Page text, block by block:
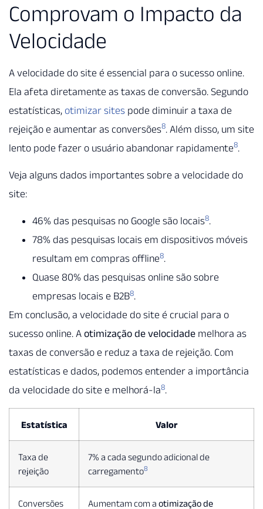
Comprovam o Impacto da
Velocidade
A velocidade do site é essencial para o sucesso online.
Ela afeta diretamente as taxas de conversão. Segundo
estatísticas, otimizar sites pode diminuir a taxa de
rejeição e aumentar as conversões8. Além disso, um site
lento pode fazer o usuário abandonar rapidamente8.
Veja alguns dados importantes sobre a velocidade do
site:
46% das pesquisas no Google são locais8.
78% das pesquisas locais em dispositivos móveis
resultam em compras offline8.
Quase 80% das pesquisas online são sobre
empresas locais e B2B8.
Em conclusão, a velocidade do site é crucial para o
sucesso online. A otimização de velocidade melhora as
taxas de conversão e reduz a taxa de rejeição. Com
estatísticas e dados, podemos entender a importância
da velocidade do site e melhorá-la8.
Estatística Valor
Taxa de
rejeição
7% a cada segundo adicional de
carregamento8
Conversões Aumentam com a otimização de